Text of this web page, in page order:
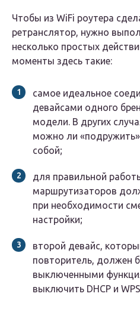
Чтобы из WiFi роутера
ретранслятор, нужно
несколько простых
моменты здесь такие:
самое идеальное
девайсами одного
модели. В других
можно ли
собой;
для правильной
маршрутизаторов
при необходимости
настройки;
второй девайс,
повторитель, должен
выключенными
выключить DHCP и